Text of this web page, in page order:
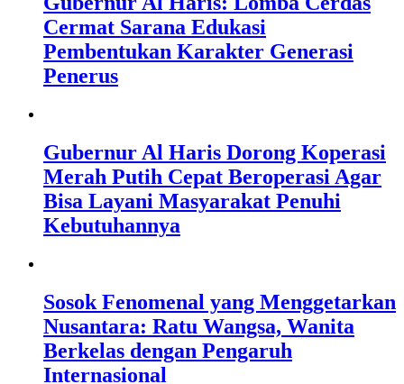
Cermat Sarana Edukasi
Pembentukan Karakter Generasi
Penerus
Gubernur Al Haris Dorong Koperasi
Merah Putih Cepat Beroperasi Agar
Bisa Layani Masyarakat Penuhi
Kebutuhannya
Sosok Fenomenal yang Menggetarkan
Nusantara: Ratu Wangsa, Wanita
Berkelas dengan Pengaruh
Internasional